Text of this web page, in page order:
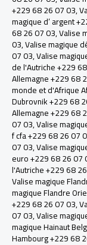
+229 68 26 07 03,
magique d’ argent
68 26 07 03,Valise
03,Valise magique
07 03,Valise
de l'Autriche +229
Allemagne +229 68
monde et d'Afrique
Dubrovnik +229 68
Allemagne +229 68
07 03,Valise
f cfa +229 68 26 07
07 03,Valise
euro +229 68 26 07
l'Autriche +229 68
Valise magique
magique Flandre
+229 68 26 07 03,
07 03,Valise
magique Hainaut
Hambourg +229 68